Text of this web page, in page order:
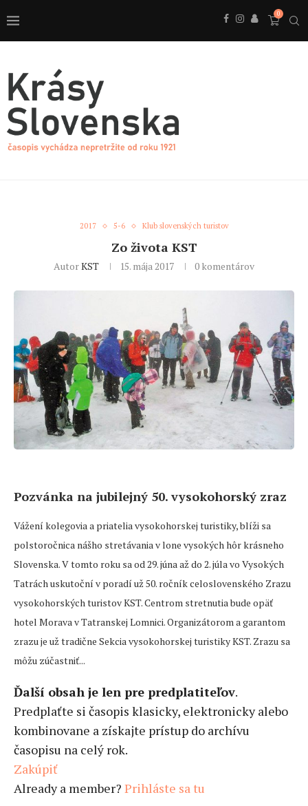
0
2017 5-6 Klub slovenských turistov
Zo života KST
AutorKST 15. mája 2017 0 komentárov
Pozvánka na jubilejný 50. vysokohorský zraz
Vážení kolegovia a priatelia vysokohorskej turistiky, blíži sa
polstoročnica nášho stretávania v lone vysokých hôr krásneho
Slovenska. V tomto roku sa od 29. júna až do 2. júla vo Vysokých
Tatrách uskutoční v poradí už 50. ročník celoslovenského Zrazu
vysokohorských turistov KST. Centrom stretnutia bude opäť
hotel Morava v Tatranskej Lomnici. Organizátorom a garantom
zrazu je už tradične Sekcia vysokohorskej turistiky KST. Zrazu sa
môžu zúčastniť...
Ďalší obsah je len pre predplatiteľov.
Predplaťte si časopis klasicky, elektronicky alebo
kombinovane a získajte prístup do archívu
časopisu na celý rok.
Zakúpiť
Already a member? Prihláste sa tu